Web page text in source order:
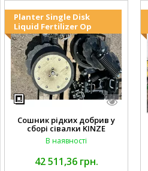
Planter Single Disk
Liquid Fertilizer Op
Сошник рідких добрив у
сборі сівалки KINZE
В наявності
42 511,36 грн.